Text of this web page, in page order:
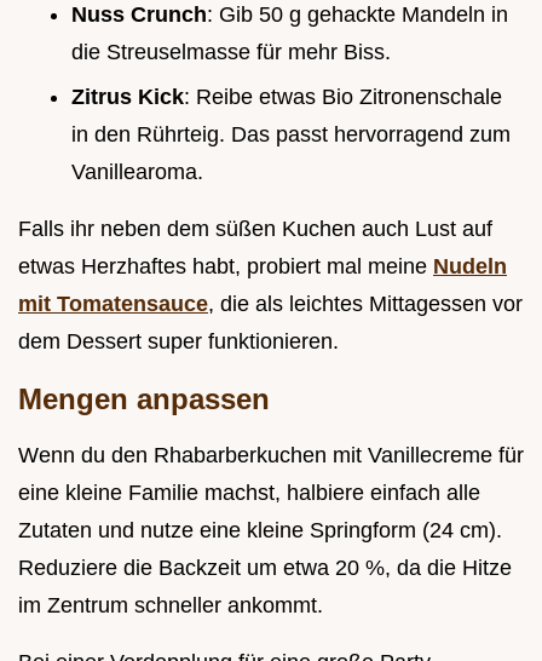
Nuss Crunch: Gib 50 g gehackte Mandeln in
die Streuselmasse für mehr Biss.
Zitrus Kick: Reibe etwas Bio Zitronenschale
in den Rührteig. Das passt hervorragend zum
Vanillearoma.
Falls ihr neben dem süßen Kuchen auch Lust auf
etwas Herzhaftes habt, probiert mal meine Nudeln
mit Tomatensauce, die als leichtes Mittagessen vor
dem Dessert super funktionieren.
Mengen anpassen
Wenn du den Rhabarberkuchen mit Vanillecreme für
eine kleine Familie machst, halbiere einfach alle
Zutaten und nutze eine kleine Springform (24 cm).
Reduziere die Backzeit um etwa 20 %, da die Hitze
im Zentrum schneller ankommt.